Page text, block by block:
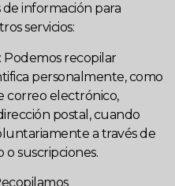
información para
servicios:
: Podemos recopilar
personalmente, como
correo electrónico,
postal, cuando
a través de
suscripciones.